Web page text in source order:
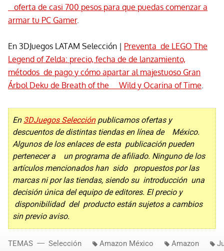
oferta de casi 700 pesos para que puedas comenzar a
armar tu PC Gamer.
En 3DJuegos LATAM Selección | Preventa de LEGO The
Legend of Zelda: precio, fecha de de lanzamiento,
métodos de pago y cómo apartar al majestuoso Gran
Árbol Deku de Breath of the Wild y Ocarina of Time.
En 3DJuegos Selecciónpublicamos ofertas y
descuentos de distintas tiendas en línea de México.
Algunos de los enlaces de esta publicación pueden
pertenecer a un programa de afiliado. Ninguno de los
artículos mencionados han sido propuestos por las
marcas ni por las tiendas, siendo su introducción una
decisión única del equipo de editores. El precio y
disponibilidad del producto están sujetos a cambios
sin previo aviso.
TEMAS Selección Amazon México Amazon